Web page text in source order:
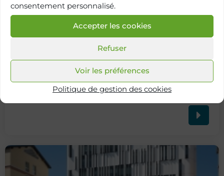
consentement personnalisé.
Accepter les cookies
Refuser
Voir les préférences
Politique de gestion des cookies
Retour à
l'annuaire